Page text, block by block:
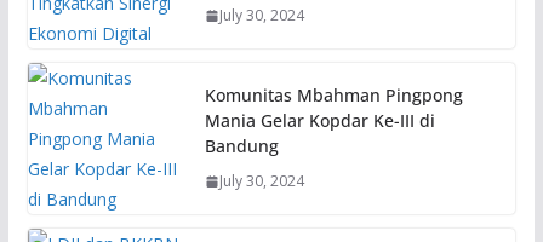
July 30, 2024
Komunitas Mbahman Pingpong
Mania Gelar Kopdar Ke-III di
Bandung
July 30, 2024